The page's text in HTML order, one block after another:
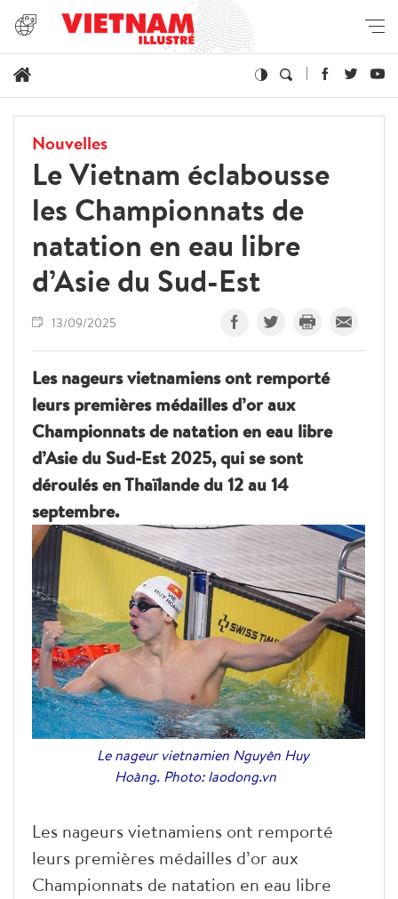
Nouvelles
Le Vietnam éclabousse
les Championnats de
natation en eau libre
d’Asie du Sud-Est
13/09/2025
Les nageurs vietnamiens ont remporté
leurs premières médailles d’or aux
Championnats de natation en eau libre
d’Asie du Sud-Est 2025, qui se sont
déroulés en Thaïlande du 12 au 14
septembre.
Le nageur vietnamien Nguyên Huy
Hoàng. Photo: laodong.vn
Les nageurs vietnamiens ont remporté
leurs premières médailles d’or aux
Championnats de natation en eau libre